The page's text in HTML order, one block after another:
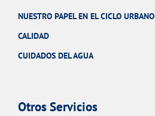
NUESTRO PAPEL EN EL CICLO URBANO
CALIDAD
CUIDADOS DEL AGUA
Otros Servicios